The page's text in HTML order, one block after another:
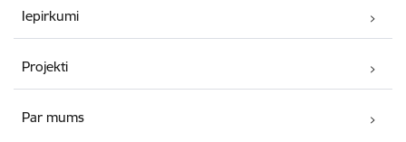
Iepirkumi
Projekti
Par mums